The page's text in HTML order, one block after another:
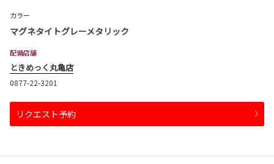
カラー
マグネタイトグレーメタリック
配備店舗
ときめっく丸亀店
0877-22-3201
リクエスト予約